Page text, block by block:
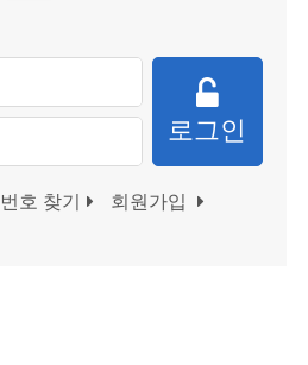
로그인
호 찾기 회원가입